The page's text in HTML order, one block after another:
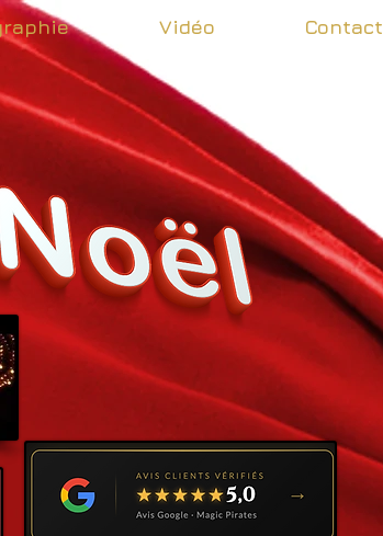
Vidéo Contact